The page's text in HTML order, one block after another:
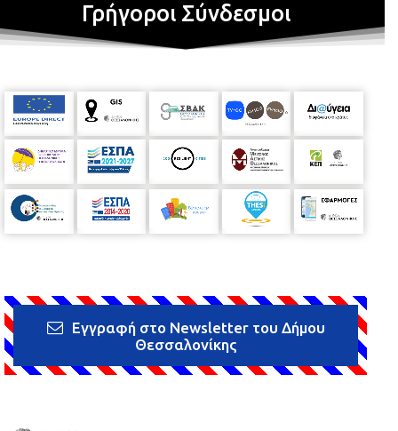
Γρήγοροι Σύνδεσμοι
Εγγραφή στο Newsletter του Δήμου
Θεσσαλονίκης